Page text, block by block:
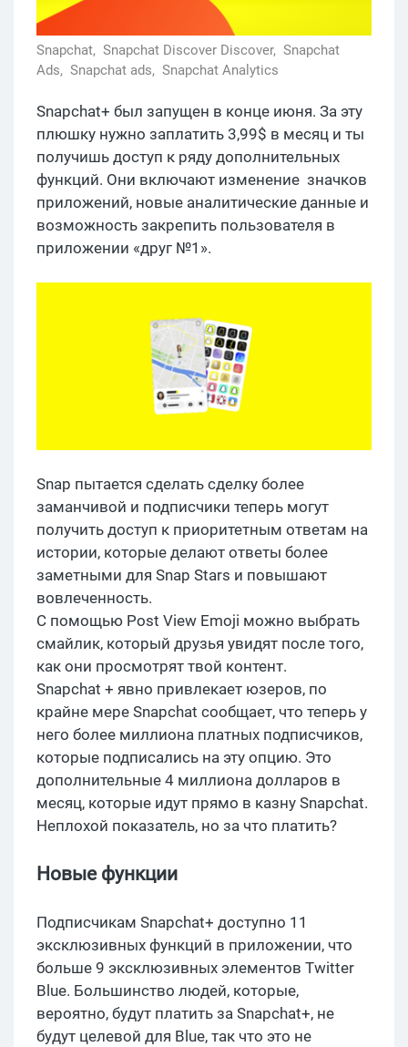
Snapchat, Snapchat Discover Discover, Snapchat
Ads, Snapchat ads, Snapchat Analytics
Snapchat+ был запущен в конце июня. За эту
плюшку нужно заплатить 3,99$ в месяц и ты
получишь доступ к ряду дополнительных
функций. Они включают изменение значков
приложений, новые аналитические данные и
возможность закрепить пользователя в
приложении «друг №1».
Snap пытается сделать сделку более
заманчивой и подписчики теперь могут
получить доступ к приоритетным ответам на
истории, которые делают ответы более
заметными для Snap Stars и повышают
вовлеченность.
С помощью Post View Emoji можно выбрать
смайлик, который друзья увидят после того,
как они просмотрят твой контент.
Snapchat + явно привлекает юзеров, по
крайне мере Snapchat сообщает, что теперь у
него более миллиона платных подписчиков,
которые подписались на эту опцию. Это
дополнительные 4 миллиона долларов в
месяц, которые идут прямо в казну Snapchat.
Неплохой показатель, но за что платить?
Новые функции
Подписчикам Snapchat+ доступно 11
эксклюзивных функций в приложении, что
больше 9 эксклюзивных элементов Twitter
Blue. Большинство людей, которые,
вероятно, будут платить за Snapchat+, не
будут целевой для Blue, так что это не